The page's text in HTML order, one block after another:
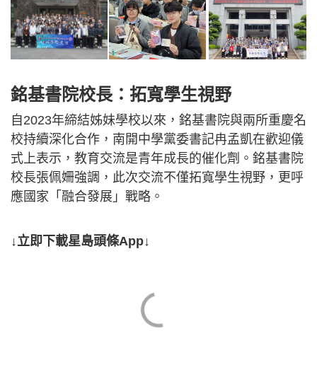
銘基書院校長：拓寬學生視野
自2023年締結姊妹學校以來，銘基書院與兩所重慶名
校持續深化合作，南開中學黨委書記冉孟凱在歡迎儀
式上表示，教育交流是青年成長的催化劑。銘基書院
校長張佩姍強調，此次交流不僅拓寬學生視野，更呼
應國家「融合發展」戰略。
↓立即下載星島頭條App↓